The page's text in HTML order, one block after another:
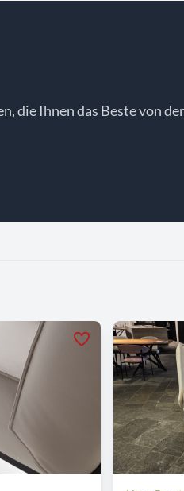
die Ihnen das Beste von